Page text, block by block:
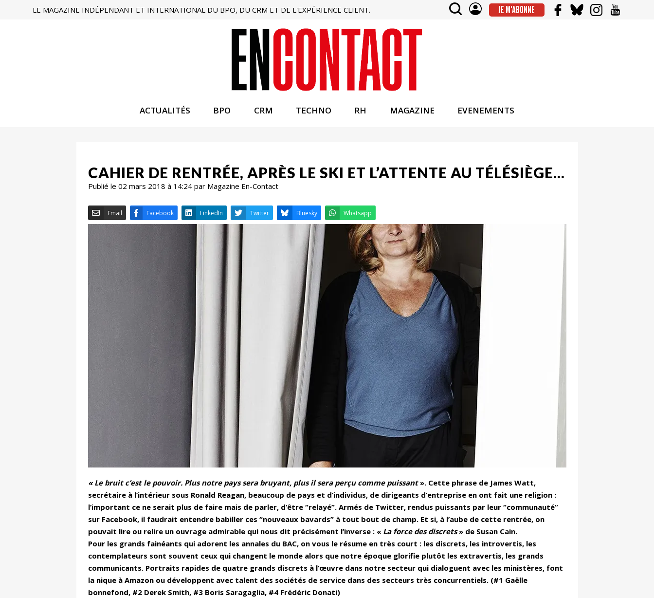
LE MAGAZINE INDÉPENDANT ET INTERNATIONAL DU BPO, DU CRM ET DE L'EXPÉRIENCE CLIENT. JE M'ABONNE
ACTUALITÉS BPO CRM TECHNO RH MAGAZINE EVENEMENTS
CAHIER DE RENTRÉE, APRÈS LE SKI ET L’ATTENTE AU TÉLÉSIÈGE…
Publié le 02 mars 2018 à 14:24 par Magazine En-Contact
Email Facebook Twitter Bluesky Whatsapp
« Le bruit c’est le pouvoir. Plus notre pays sera bruyant, plus il sera perçu comme puissant». Cette phrase de James Watt,
secrétaire à l’intérieur sous Ronald Reagan, beaucoup de pays et d’individus, de dirigeants d’entreprise en ont fait une religion :
l’important ce ne serait plus de faire mais de parler, d’être “relayé”. Armés de Twitter, rendus puissants par leur “communauté”
sur Facebook, il faudrait entendre babiller ces “nouveaux bavards” à tout bout de champ. Et si, à l’aube de cette rentrée, on
pouvait lire ou relire un ouvrage admirable qui nous dit précisément l’inverse : « La force des discrets» de Susan Cain.
Pour les grands fainéants qui adorent les annales du BAC, on vous le résume en très court : les discrets, les introvertis, les
contemplateurs sont souvent ceux qui changent le monde alors que notre époque glorifie plutôt les extravertis, les grands
communicants. Portraits rapides de quatre grands discrets à l’œuvre dans notre secteur qui dialoguent avec les ministères, font
la nique à Amazon ou développent avec talent des sociétés de service dans des secteurs très concurrentiels. (#1 Gaëlle
bonnefond, #2 Derek Smith, #3 Boris Saragaglia, #4 Frédéric Donati)